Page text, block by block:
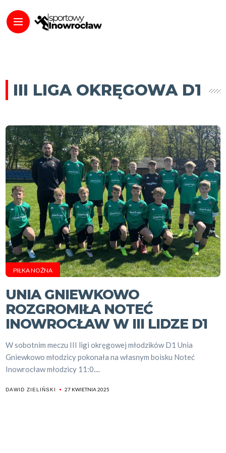
III LIGA OKRĘGOWA D1
PIŁKA NOŻNA
UNIA GNIEWKOWO
ROZGROMIŁA NOTEĆ
INOWROCŁAW W III LIDZE D1
W sobotnim meczu III ligi okręgowej młodzików D1 Unia
Gniewkowo młodzicy pokonała na własnym boisku Noteć
Inowrocław młodzicy 11:0....
DAWID ZIELIŃSKI 27 KWIETNIA 2025